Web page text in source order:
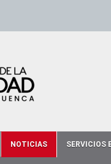
NOTICIAS SERVICIOS